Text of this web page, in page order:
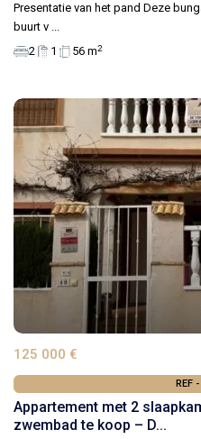
Presentatie van het pand Deze
buurt v ...
2
1 56 m2
125 000 €
REF
Appartement met 2
zwembad te koop – D...